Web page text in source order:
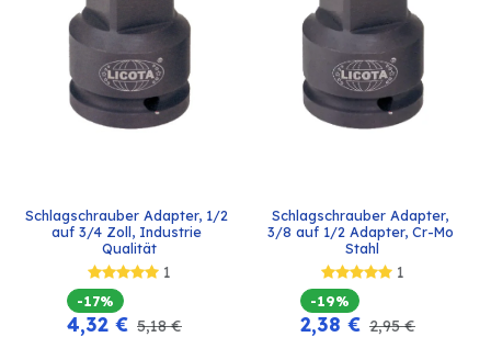
Schlagschrauber Adapter, 1/2
auf 3/4 Zoll, Industrie
Qualität
1
-17%
4,32 € 5,18€
Schlagschrauber Adapter,
3/8 auf 1/2 Adapter, Cr-Mo
Stahl
1
-19%
2,38 € 2,95€